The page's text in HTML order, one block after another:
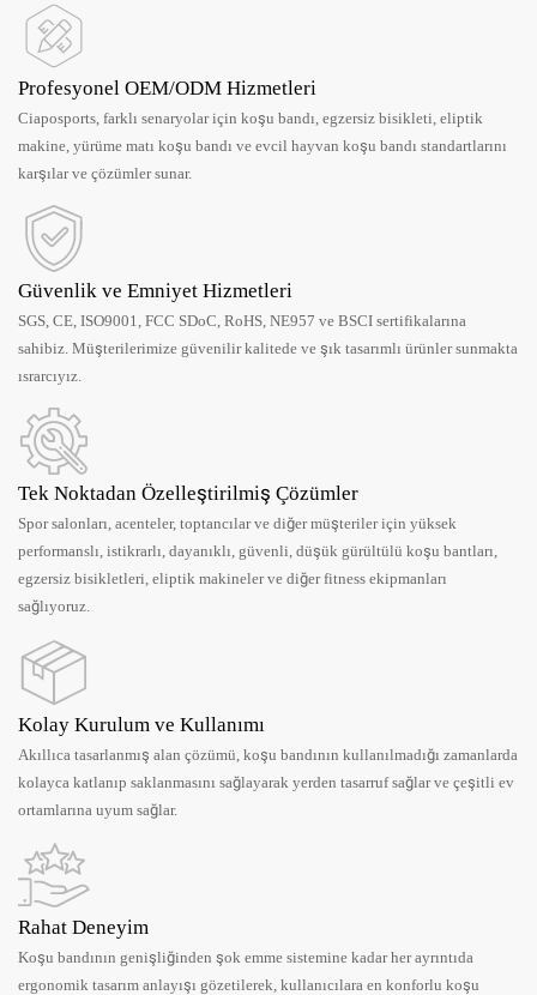
Profesyonel OEM/ODM Hizmetleri
Ciaposports, farklı senaryolar için koşu bandı, egzersiz bisikleti, eliptik
makine, yürüme matı koşu bandı ve evcil hayvan koşu bandı standartlarını
karşılar ve çözümler sunar.
Güvenlik ve Emniyet Hizmetleri
SGS, CE, ISO9001, FCC SDoC, RoHS, NE957 ve BSCI sertifikalarına
sahibiz. Müşterilerimize güvenilir kalitede ve şık tasarımlı ürünler sunmakta
ısrarcıyız.
Tek Noktadan Özelleştirilmiş Çözümler
Spor salonları, acenteler, toptancılar ve diğer müşteriler için yüksek
performanslı, istikrarlı, dayanıklı, güvenli, düşük gürültülü koşu bantları,
egzersiz bisikletleri, eliptik makineler ve diğer fitness ekipmanları
sağlıyoruz.
Kolay Kurulum ve Kullanımı
Akıllıca tasarlanmış alan çözümü, koşu bandının kullanılmadığı zamanlarda
kolayca katlanıp saklanmasını sağlayarak yerden tasarruf sağlar ve çeşitli ev
ortamlarına uyum sağlar.
Rahat Deneyim
Koşu bandının genişliğinden şok emme sistemine kadar her ayrıntıda
ergonomik tasarım anlayışı gözetilerek, kullanıcılara en konforlu koşu